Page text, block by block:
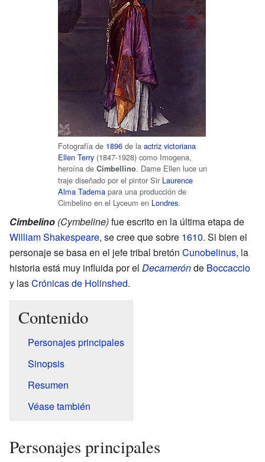
Fotografía de 1896 de la actriz victoriana
Ellen Terry (1847-1928) como Imogena,
heroína de Cimbellino. Dame Ellen luce un
traje diseñado por el pintor Sir Laurence
Alma Tadema para una producción de
Cimbelino en el Lyceum en Londres.
Cimbelino (Cymbeline)fue escrito en la última etapa de
William Shakespeare, se cree que sobre 1610. Si bien el
personaje se basa en el jefe tribal bretón Cunobelinus, la
historia está muy influida por el Decamerónde Boccaccio
y lasCrónicas de Holinshed.
Contenido
Personajes principales
Sinopsis
Resumen
Véase también
Personajes principales